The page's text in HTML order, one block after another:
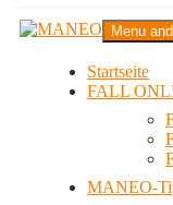
Zum
InhaltMANEO
Das schwule Anti-
Menu
Startseite
FALL
MANEO-